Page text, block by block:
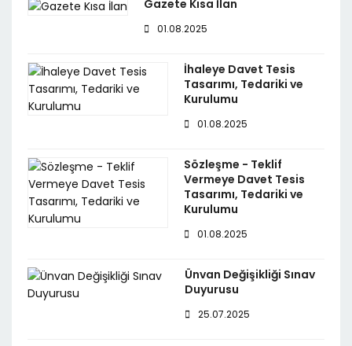
Gazete Kısa İlan
01.08.2025
İhaleye Davet Tesis
Tasarımı, Tedariki ve
Kurulumu
01.08.2025
Sözleşme - Teklif
Vermeye Davet Tesis
Tasarımı, Tedariki ve
Kurulumu
01.08.2025
Ünvan Değişikliği Sınav
Duyurusu
25.07.2025